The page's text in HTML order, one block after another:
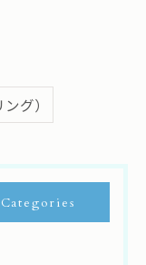
グ）
Categories